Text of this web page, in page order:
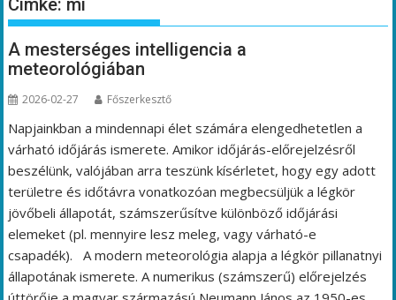
Címke: mi
A mesterséges intelligencia a
meteorológiában
2026-02-27 Főszerkesztő
Napjainkban a mindennapi élet számára elengedhetetlen a
várható időjárás ismerete. Amikor időjárás-előrejelzésről
beszélünk, valójában arra teszünk kísérletet, hogy egy adott
területre és időtávra vonatkozóan megbecsüljük a légkör
jövőbeli állapotát, számszerűsítve különböző időjárási
elemeket (pl. mennyire lesz meleg, vagy várható-e
csapadék). A modern meteorológia alapja a légkör pillanatnyi
állapotának ismerete. A numerikus (számszerű) előrejelzés